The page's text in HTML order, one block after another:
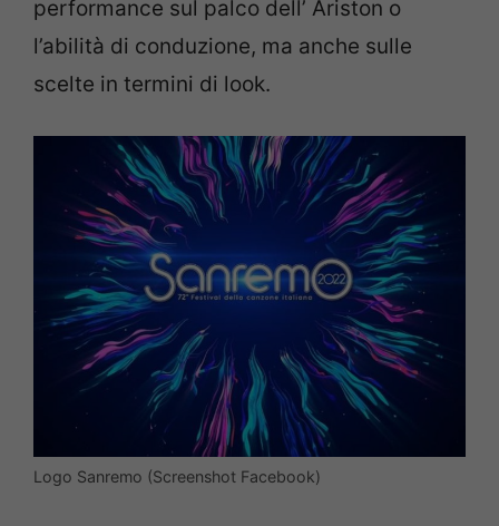
performance sul palco dell’ Ariston o
l’abilità di conduzione, ma anche sulle
scelte in termini di look.
Logo Sanremo (Screenshot Facebook)